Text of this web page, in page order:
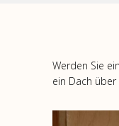
Werden Sie
ein Dach